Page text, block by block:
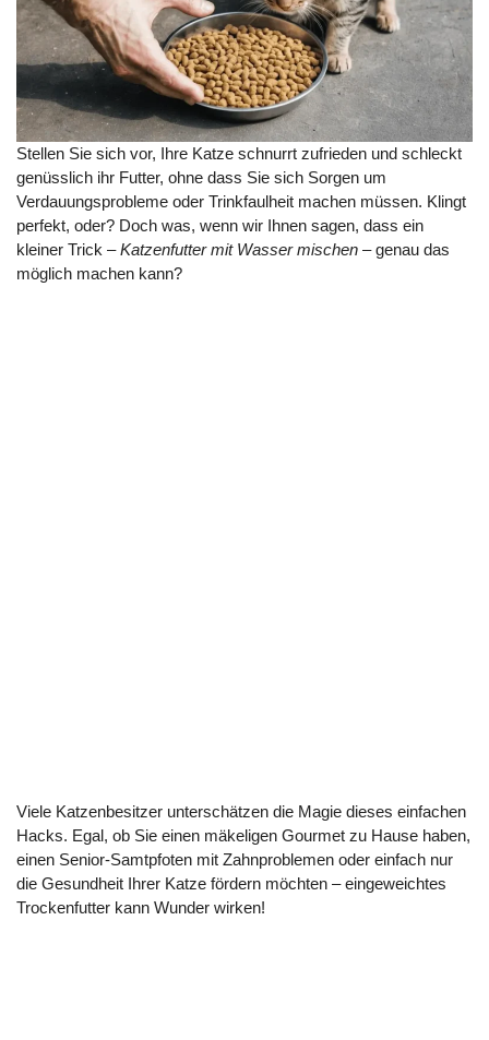
Stellen Sie sich vor, Ihre Katze schnurrt zufrieden und schleckt
genüsslich ihr Futter, ohne dass Sie sich Sorgen um
Verdauungsprobleme oder Trinkfaulheit machen müssen. Klingt
perfekt, oder? Doch was, wenn wir Ihnen sagen, dass ein
kleiner Trick –Katzenfutter mit Wasser mischen – genau das
möglich machen kann?
Viele Katzenbesitzer unterschätzen die Magie dieses einfachen
Hacks. Egal, ob Sie einen mäkeligen Gourmet zu Hause haben,
einen Senior-Samtpfoten mit Zahnproblemen oder einfach nur
die Gesundheit Ihrer Katze fördern möchten – eingeweichtes
Trockenfutter kann Wunder wirken!